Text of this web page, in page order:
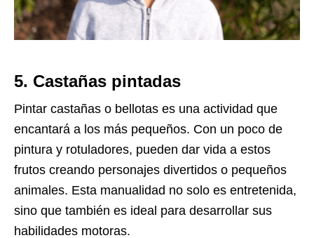
5. Castañas pintadas
Pintar castañas o bellotas es una actividad que
encantará a los más pequeños. Con un poco de
pintura y rotuladores, pueden dar vida a estos
frutos creando personajes divertidos o pequeños
animales. Esta manualidad no solo es entretenida,
sino que también es ideal para desarrollar sus
habilidades motoras.